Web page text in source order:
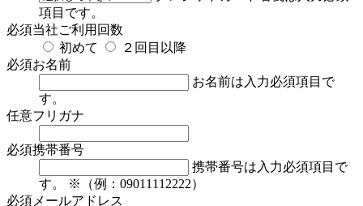
項目です。
必須当社ご利用回数
初めて
２回目以降
必須お名前
お名前は入力必須項目で
す。
任意フリガナ
必須携帯番号
携帯番号は入力必須項目で
す。
※（例：09011112222）
必須 メールアドレス